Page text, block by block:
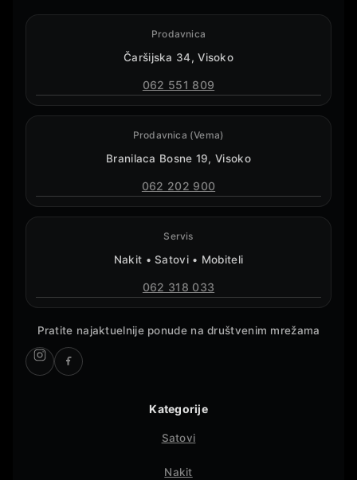
Prodavnica
Čaršijska 34, Visoko
062 551 809
Prodavnica (Vema)
Branilaca Bosne 19, Visoko
062 202 900
Servis
Nakit • Satovi • Mobiteli
062 318 033
Pratite najaktuelnije ponude na društvenim mrežama
Kategorije
Satovi
Nakit